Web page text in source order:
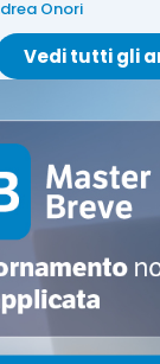
Onori
Vedi tutti gli